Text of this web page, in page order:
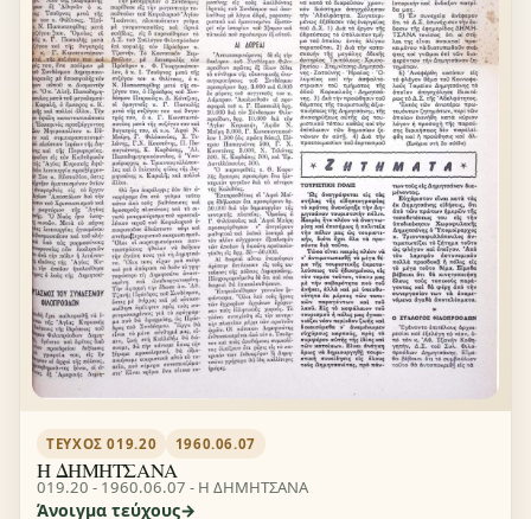
ΤΕΎΧΟΣ 019.20 1960.06.07
Η ΔΗΜΗΤΣΑΝΑ
019.20 - 1960.06.07 - Η ΔΗΜΗΤΣΑΝΑ
Άνοιγμα τεύχους